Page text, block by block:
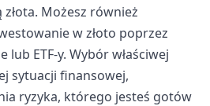
Możesz również
w złoto poprzez
ETF-y. Wybór właściwej
sytuacji finansowej,
ryzyka, którego jesteś gotów